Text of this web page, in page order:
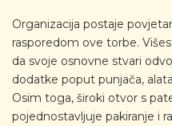
Organizacija postaje
rasporedom ove torbe.
da svoje osnovne stvari
dodatke poput punjača,
Osim toga, široki otvor s
pojednostavljuje pakiranje i